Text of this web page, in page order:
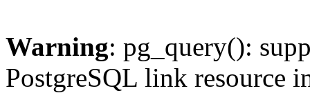
Warning: pg_query():
PostgreSQL link resource